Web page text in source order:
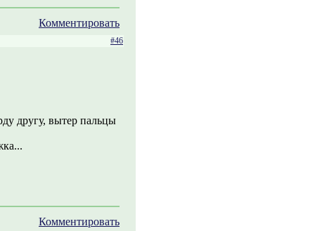
Комментировать
#46
другу, вытер пальцы
Комментировать